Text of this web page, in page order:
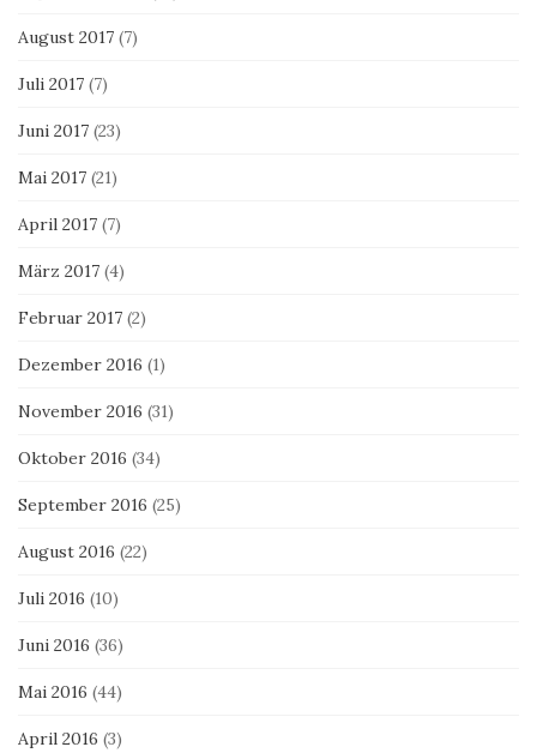
August 2017 (7)
Juli 2017 (7)
Juni 2017 (23)
Mai 2017 (21)
April 2017 (7)
März 2017 (4)
Februar 2017 (2)
Dezember 2016 (1)
November 2016 (31)
Oktober 2016 (34)
September 2016 (25)
August 2016 (22)
Juli 2016 (10)
Juni 2016 (36)
Mai 2016 (44)
April 2016 (3)